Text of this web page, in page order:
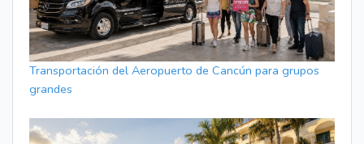
Transportación del Aeropuerto de Cancún para grupos
grandes